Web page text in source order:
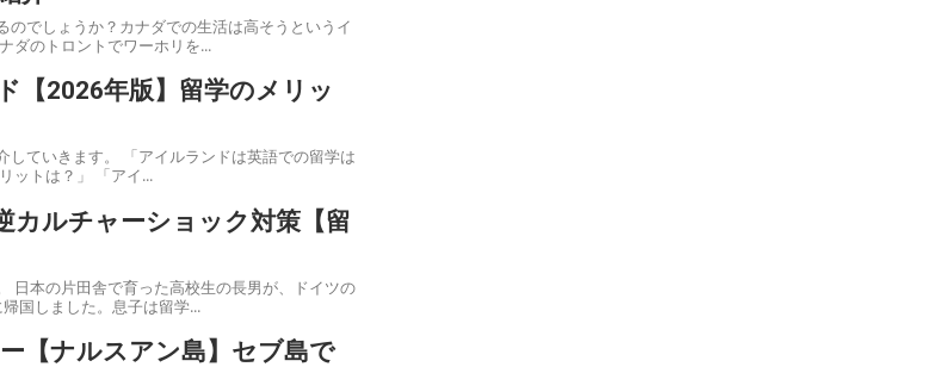
のでしょうか？カナダでの生活は高そうというイ
いと思います。 今回はカナダのトロントでワーホリを...
【2026年版】留学のメリッ
ンドは英語での留学は
ットは？」 「アイ...
カルチャーショック対策【留
国しました。息子は留学...
【ナルスアン島】セブ島で